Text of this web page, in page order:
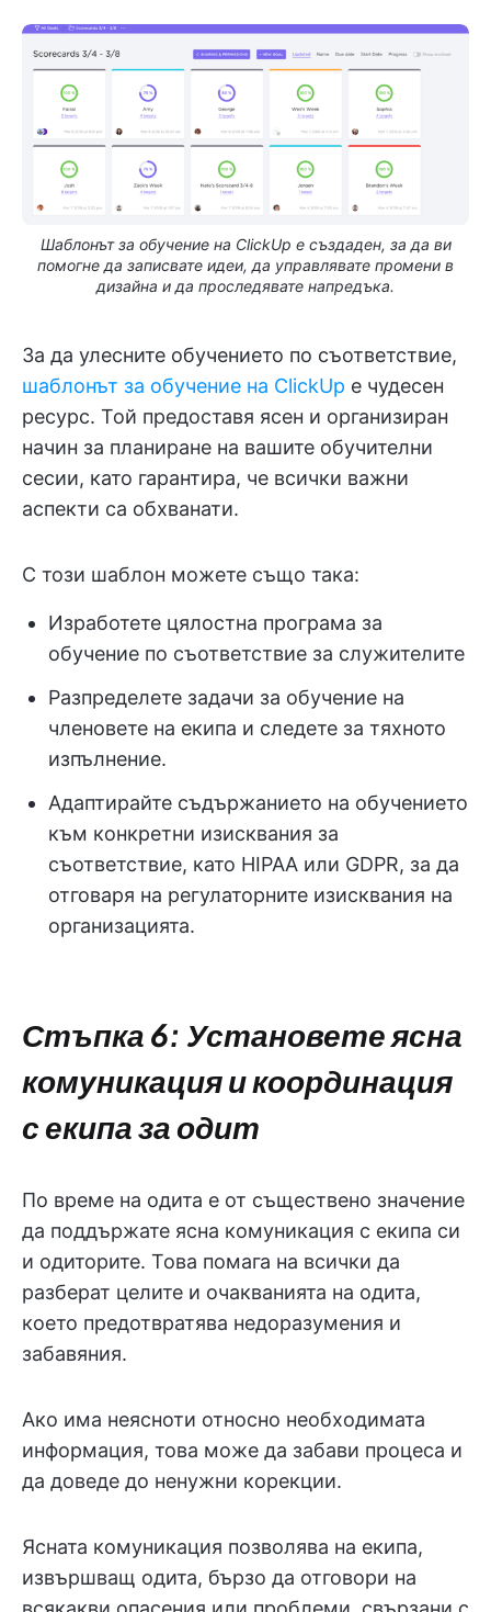
Шаблонът за обучение на ClickUp е създаден, за да ви
помогне да записвате идеи, да управлявате промени в
дизайна и да проследявате напредъка.
За да улесните обучението по съответствие,
шаблонът за обучение на ClickUp е чудесен
ресурс. Той предоставя ясен и организиран
начин за планиране на вашите обучителни
сесии, като гарантира, че всички важни
аспекти са обхванати.
С този шаблон можете също така:
Изработете цялостна програма за
обучение по съответствие за служителите
Разпределете задачи за обучение на
членовете на екипа и следете за тяхното
изпълнение.
Адаптирайте съдържанието на обучението
към конкретни изисквания за
съответствие, като HIPAA или GDPR, за да
отговаря на регулаторните изисквания на
организацията.
Стъпка 6: Установете ясна
комуникация и координация
с екипа за одит
По време на одита е от съществено значение
да поддържате ясна комуникация с екипа си
и одиторите. Това помага на всички да
разберат целите и очакванията на одита,
което предотвратява недоразумения и
забавяния.
Ако има неясноти относно необходимата
информация, това може да забави процеса и
да доведе до ненужни корекции.
Ясната комуникация позволява на екипа,
извършващ одита, бързо да отговори на